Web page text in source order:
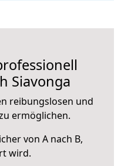
Siavonga
reibungslosen und
ermöglichen.
von A nach B,
wird.